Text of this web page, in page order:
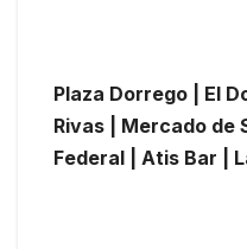
Plaza Dorrego | El
Rivas | Mercado de
Federal | Atis Bar |